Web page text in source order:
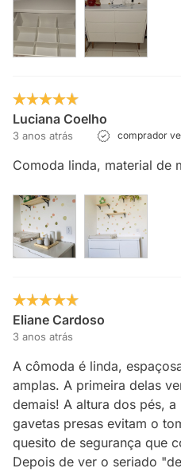
Luciana Coelho
3 anos atrás comprador
Comoda linda, material de
Eliane Cardoso
3 anos atrás
A cômoda é linda,
amplas. A primeira delas
demais! A altura dos pés,
gavetas presas evitam o
quesito de segurança que
Depois de ver o seriado